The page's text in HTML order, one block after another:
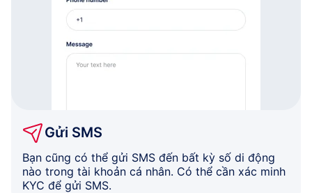
Gửi SMS
Bạn cũng có thể gửi SMS đến bất kỳ số di động
nào trong tài khoản cá nhân. Có thể cần xác minh
KYC để gửi SMS.